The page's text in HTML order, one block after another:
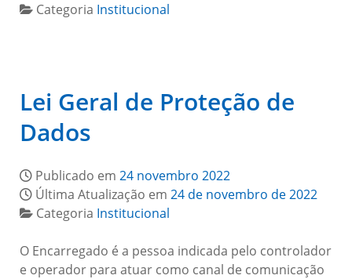
Categoria Institucional
Lei Geral de Proteção de
Dados
Publicado em 24 novembro 2022
Última Atualização em 24 de novembro de 2022
Categoria Institucional
O Encarregado é a pessoa indicada pelo controlador
e operador para atuar como canal de comunicação